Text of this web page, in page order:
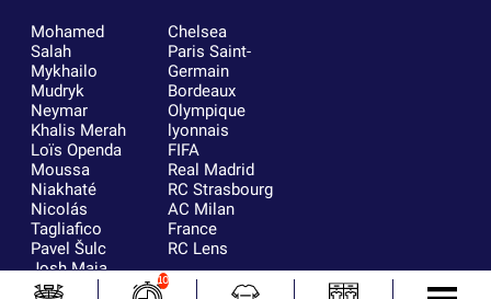
Mohamed
Salah
Mykhailo
Mudryk
Neymar
Khalis Merah
Loïs Openda
Moussa
Niakhaté
Nicolás
Tagliafico
Pavel Šulc
Josh Maja
Gauthier Hein
Chelsea
Paris Saint-
Germain
Bordeaux
Olympique
lyonnais
FIFA
Real Madrid
RC Strasbourg
AC Milan
France
RC Lens
10